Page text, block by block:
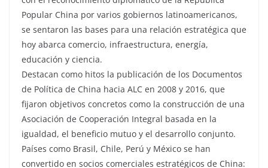
Popular China por varios gobiernos latinoamericanos,
se sentaron las bases para una relación estratégica que
hoy abarca comercio, infraestructura, energía,
educación y ciencia.
Destacan como hitos la publicación de los Documentos
de Política de China hacia ALC en 2008 y 2016, que
fijaron objetivos concretos como la construcción de una
Asociación de Cooperación Integral basada en la
igualdad, el beneficio mutuo y el desarrollo conjunto.
Países como Brasil, Chile, Perú y México se han
convertido en socios comerciales estratégicos de China: